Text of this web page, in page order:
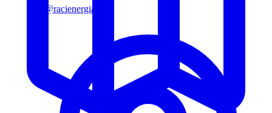
info@racienergia.es